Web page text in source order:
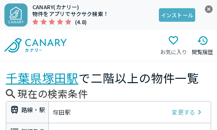
CANARY(カナリー)
物件をアプリでサクサク検索！
(4.8)
インストール
お気に入り 閲覧履歴
千葉県塚田駅で二階以上の物件一覧
現在の検索条件
路線・駅 塚田駅 変更する